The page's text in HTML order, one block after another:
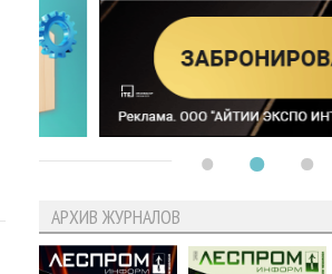
АРХИВ ЖУРНАЛОВ